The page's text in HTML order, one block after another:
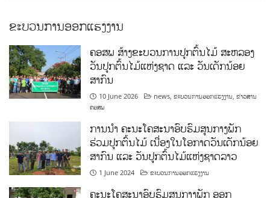
ຂະບວນການອອກແຮງງານ
ຄອສພ ສ້າງຂະບວນການປູກຕົ້ນໄມ້ ສະຫລອງ
ວັນປູກຕົ້ນໄມ້ແຫ່ງຊາດ ແລະ ວັນເດັກນ້ອຍ
ສາກົນ
10 June 2026 news ,ຂະບວນການອອກແຮງງານ ,ຂ່າວສານ
ຄອສພ
ການນໍາ ຄະນະໂຄສະນາອົບຮົມສູນກາງພັກ
ຮ່ວມປູກຕົ້ນໄມ້ ເນື່ອງໃນໂອກາດວັນເດັກນ້ອຍ
ສາກົນ ແລະ ວັນປູກຕົ້ນໄມ້ແຫ່ງຊາດລາວ
1 June 2024 ຂະບວນການອອກແຮງງານ
ຄະນະໂຄສະນາອົບຮົມສູນກາງພັກ ອອກ